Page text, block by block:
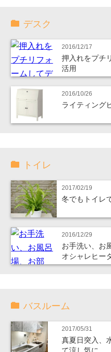
デスク
2016/12/17
押入れをプチ
活用
2016/10/26
ライティング
トイレ
2017/02/19
冬でもトイレ
2016/12/29
お手洗い、お
オシャレヒー
バスルーム
2017/05/31
真夏日突入、
て涼し気に